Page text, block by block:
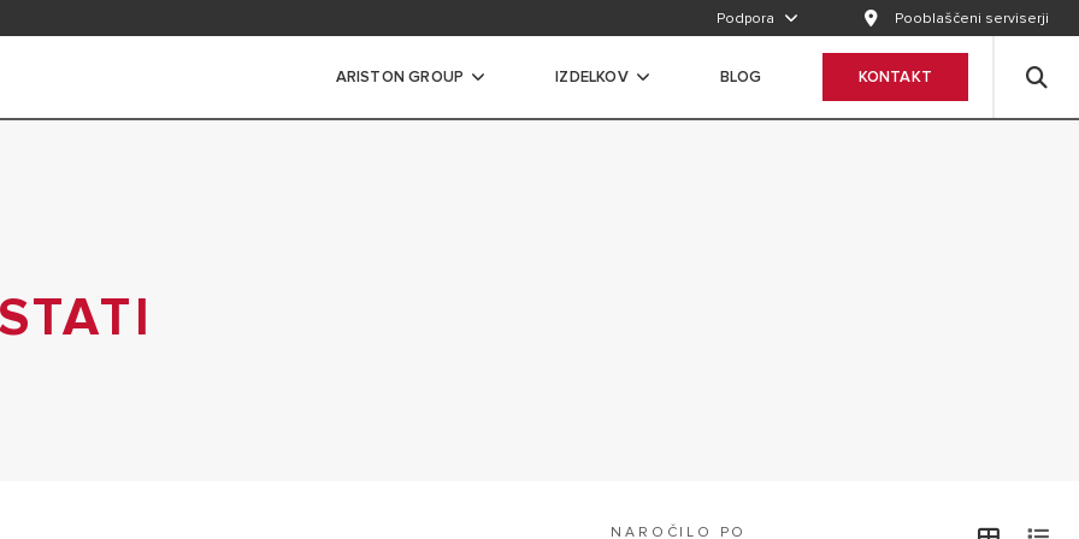
Podpora Pooblaščeni serviserji
ARISTON GROUP IZDELKOV BLOG KONTAKT
NAROČILO PO